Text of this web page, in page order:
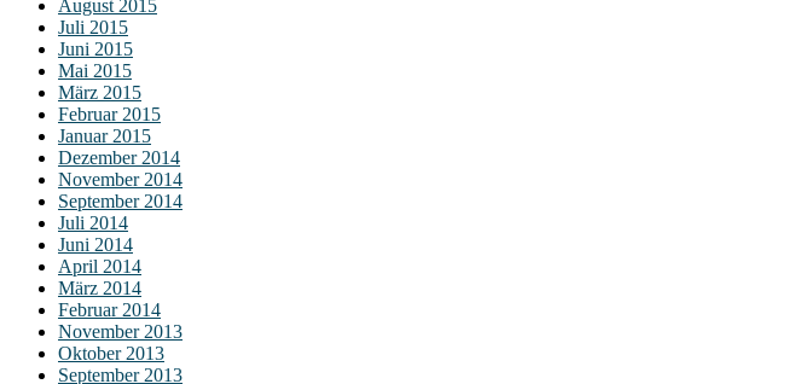
August 2015
Juli 2015
Juni 2015
Mai 2015
März 2015
Februar 2015
Januar 2015
Dezember 2014
November 2014
September 2014
Juli 2014
Juni 2014
April 2014
März 2014
Februar 2014
November 2013
Oktober 2013
September 2013